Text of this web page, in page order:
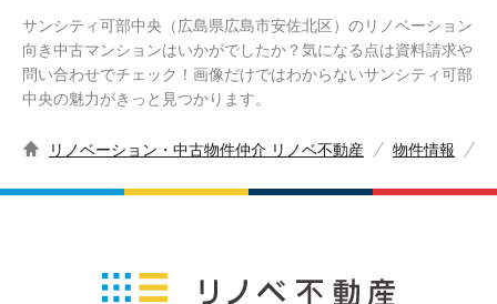
サンシティ可部中央（広島県広島市安佐北区）のリノベーション
向き中古マンションはいかがでしたか？気になる点は資料請求や
問い合わせでチェック！画像だけではわからないサンシティ可部
中央の魅力がきっと見つかります。
リノベーション・中古物件仲介 リノベ不動産 物件情報